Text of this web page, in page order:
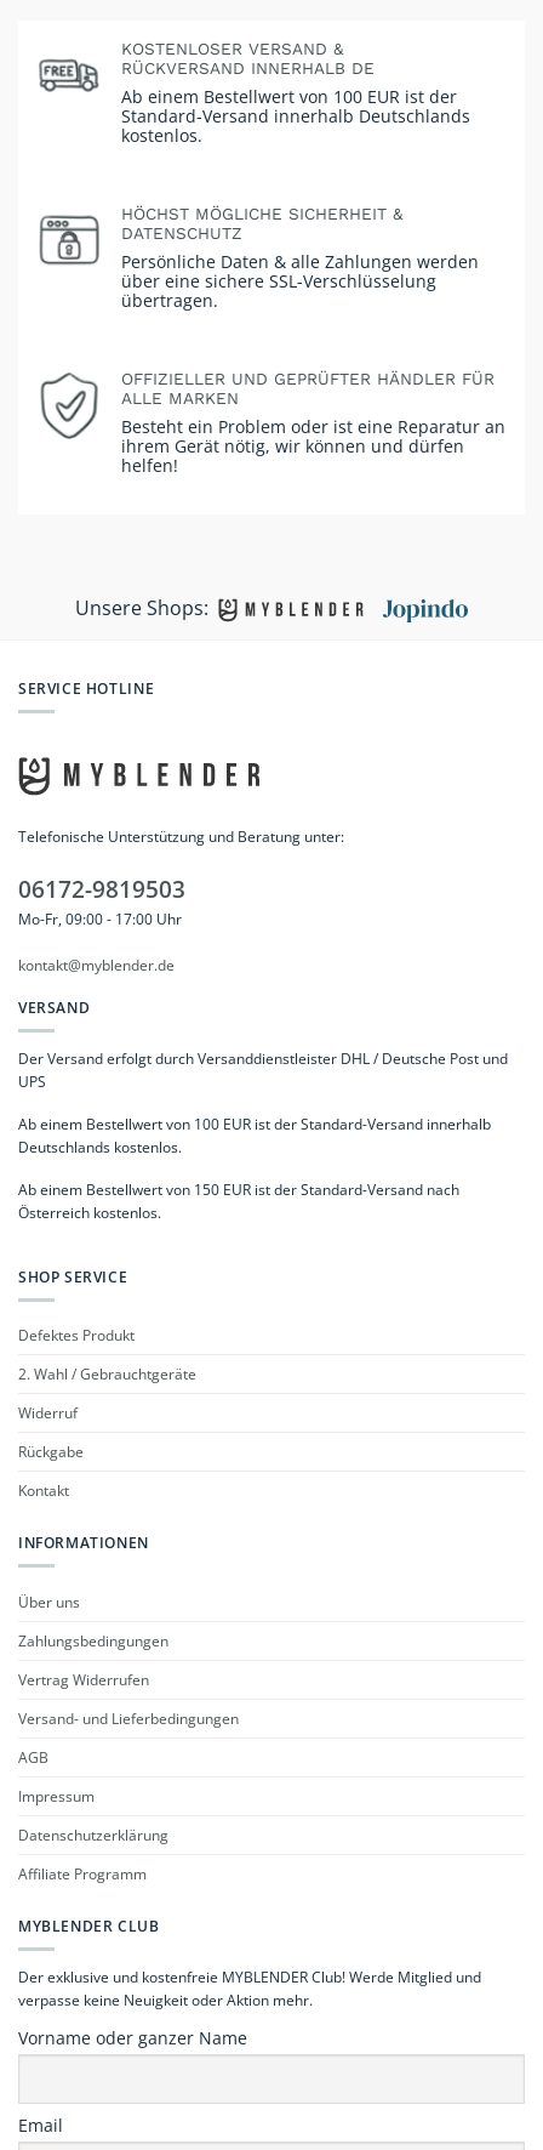
KOSTENLOSER VERSAND &
RÜCKVERSAND INNERHALB DE
Ab einem Bestellwert von 100 EUR ist der
Standard-Versand innerhalb Deutschlands
kostenlos.
HÖCHST MÖGLICHE SICHERHEIT &
DATENSCHUTZ
Persönliche Daten & alle Zahlungen werden
über eine sichere SSL-Verschlüsselung
übertragen.
OFFIZIELLER UND GEPRÜFTER HÄNDLER FÜR
ALLE MARKEN
Besteht ein Problem oder ist eine Reparatur an
ihrem Gerät nötig, wir können und dürfen
helfen!
Unsere Shops:
SERVICE HOTLINE
Telefonische Unterstützung und Beratung unter:
06172-9819503
Mo-Fr, 09:00 - 17:00 Uhr
kontakt@myblender.de
VERSAND
Der Versand erfolgt durch Versanddienstleister DHL / Deutsche Post und
UPS
Ab einem Bestellwert von 100 EUR ist der Standard-Versand innerhalb
Deutschlands kostenlos.
Ab einem Bestellwert von 150 EUR ist der Standard-Versand nach
Österreich kostenlos.
SHOP SERVICE
Defektes Produkt
2. Wahl / Gebrauchtgeräte
Widerruf
Rückgabe
Kontakt
INFORMATIONEN
Über uns
Zahlungsbedingungen
Vertrag Widerrufen
Versand- und Lieferbedingungen
AGB
Impressum
Datenschutzerklärung
Affiliate Programm
MYBLENDER CLUB
Der exklusive und kostenfreie MYBLENDER Club! Werde Mitglied und
verpasse keine Neuigkeit oder Aktion mehr.
Vorname oder ganzer Name
Email